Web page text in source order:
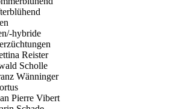
hybride
Reister
Scholle
Wänninger
Pierre Vibert